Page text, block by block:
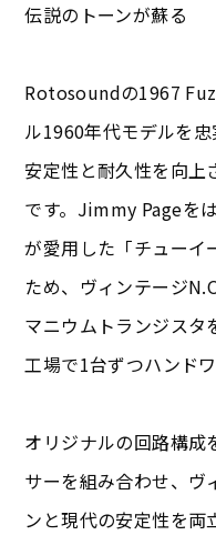
伝説のトーンが蘇る
Rotosoundの1967
ル1960年代モデルを
安定性と耐久性を向上
です。Jimmy Pageを
が愛用した「チューイ
ため、ヴィンテージ
マニウムトランジスタ
工場で1台ずつハンド
オリジナルの回路構成
サーを組み合わせ、ヴ
ンと現代の安定性を